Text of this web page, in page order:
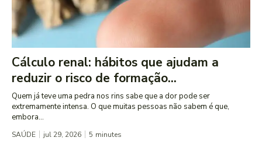
Cálculo renal: hábitos que ajudam a
reduzir o risco de formação...
Quem já teve uma pedra nos rins sabe que a dor pode ser
extremamente intensa. O que muitas pessoas não sabem é que,
embora...
SAÚDE jul 29, 2026 5 minutes